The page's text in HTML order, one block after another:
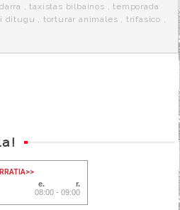
,taxistas bilbainos ,temporada
ditugu , torturar animales , trifasico ,
>>
08:00 - 09:00